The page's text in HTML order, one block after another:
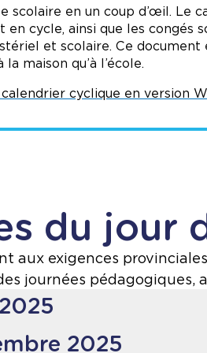
h 25: Récréation
h 40: Récréation de l’après-
de journée, départ des élèves
scolaire en un coup d’œil. Le
en cycle, ainsi que les congés
et scolaire. Ce
maison qu’à l’école.
cyclique en version
du jour
aux exigences
journées pédagogiques,
du territoire et
2025